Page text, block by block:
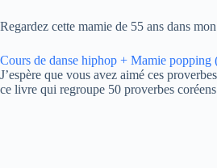
Regardez cette mamie de 55 ans dans
Cours de danse hiphop + Mamie popping
J’espère que vous avez aimé ces
ce livre qui regroupe 50 proverbes